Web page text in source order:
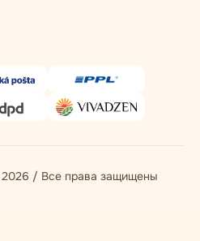
/ Все права защищены